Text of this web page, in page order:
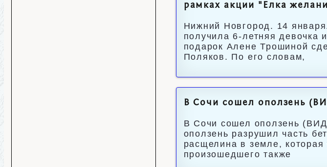
рамках акции "Елка
Нижний Новгород. 14
получила 6-летняя девочка
подарок Алене Трошиной
Поляков. По его словам,
В Сочи сошел оползень
В Сочи сошел оползень
оползень разрушил часть
расщелина в земле, которая
произошедшего также